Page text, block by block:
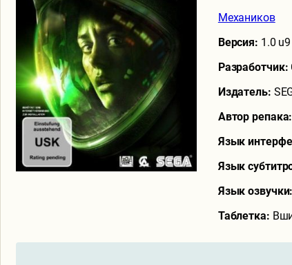
Механиков
Версия: 1.0 u9
Разработчик:
Издатель:
Автор репака:
Язык
Язык
Язык озвучки:
Таблетка: